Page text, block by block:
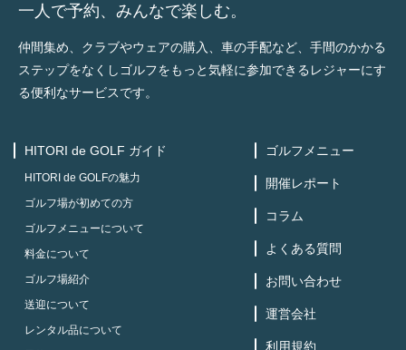
一人で予約、みんなで楽しむ。
仲間集め、クラブやウェアの購入、車の手配など、手間のかかる
ステップをなくしゴルフをもっと気軽に参加できるレジャーにす
る便利なサービスです。
HITORI de GOLF ガイド
HITORI de GOLFの魅力
ゴルフ場が初めての方
ゴルフメニューについて
料金について
ゴルフ場紹介
送迎について
レンタル品について
ゴルフメニュー
開催レポート
コラム
よくある質問
お問い合わせ
運営会社
利用規約